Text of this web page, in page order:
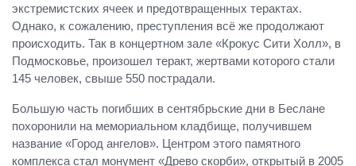
экстремистских ячеек и предотвращенных терактах.
Однако, к сожалению, преступления всё же продолжают
происходить. Так в концертном зале «Крокус Сити Холл», в
Подмосковье, произошел теракт, жертвами которого стали
145 человек, свыше 550 пострадали.
Большую часть погибших в сентябрьские дни в Беслане
похоронили на мемориальном кладбище, получившем
название «Город ангелов». Центром этого памятного
комплекса стал монумент «Древо скорби», открытый в 2005